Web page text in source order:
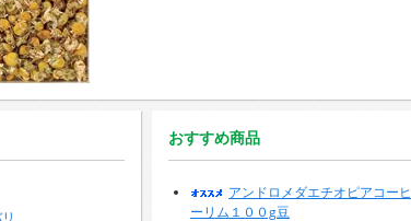
おすすめ商品
アンドロメダエチオピアコーヒ
ーリム１００g豆